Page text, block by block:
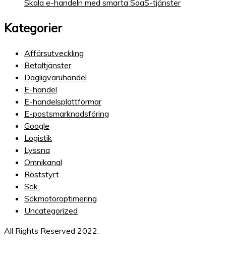
Skala e-handeln med smarta SaaS-tjänster
Kategorier
Affärsutveckling
Betaltjänster
Dagligvaruhandel
E-handel
E-handelsplattformar
E-postsmarknadsföring
Google
Logistik
Lyssna
Omnikanal
Röststyrt
Sök
Sökmotoroptimering
Uncategorized
All Rights Reserved 2022.